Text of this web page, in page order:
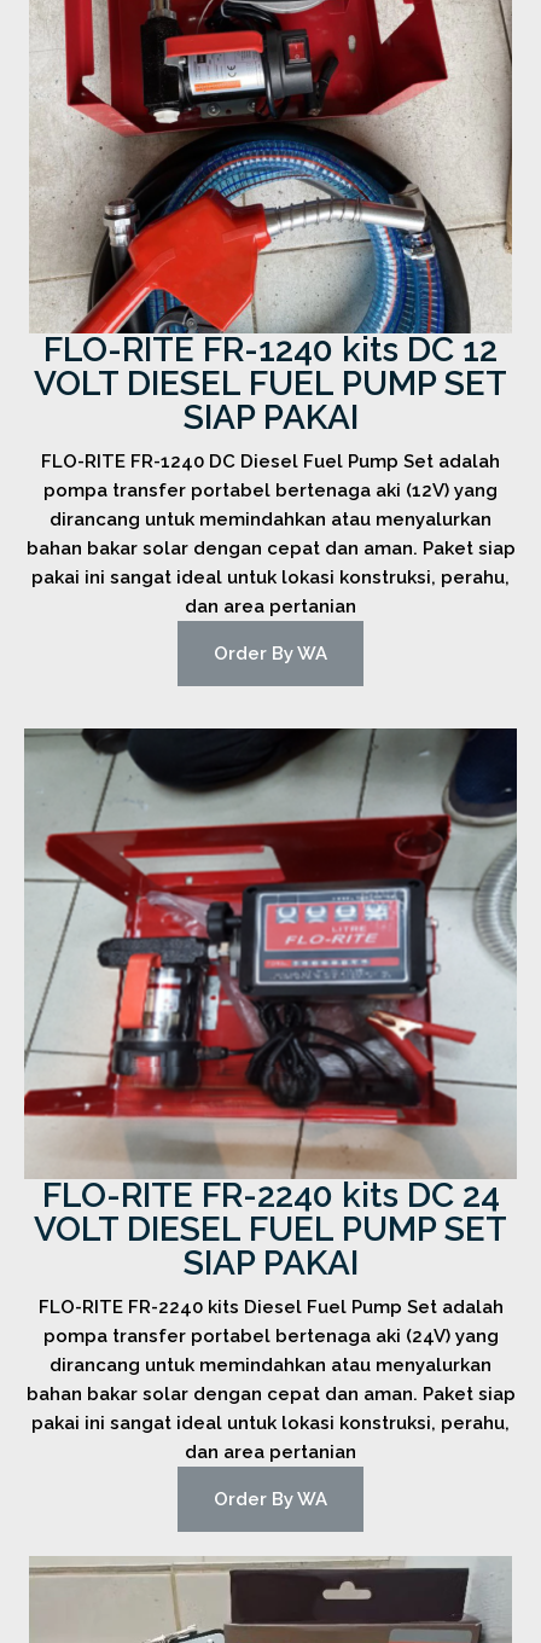
FLO-RITE FR-1240 kits DC 12
VOLT DIESEL FUEL PUMP SET
SIAP PAKAI
FLO-RITE FR-1240 DC Diesel Fuel Pump Set adalah
pompa transfer portabel bertenaga aki (12V) yang
dirancang untuk memindahkan atau menyalurkan
bahan bakar solar dengan cepat dan aman. Paket siap
pakai ini sangat ideal untuk lokasi konstruksi, perahu,
dan area pertanian
Order By WA
FLO-RITE FR-2240 kits DC 24
VOLT DIESEL FUEL PUMP SET
SIAP PAKAI
FLO-RITE FR-2240 kits Diesel Fuel Pump Set adalah
pompa transfer portabel bertenaga aki (24V) yang
dirancang untuk memindahkan atau menyalurkan
bahan bakar solar dengan cepat dan aman. Paket siap
pakai ini sangat ideal untuk lokasi konstruksi, perahu,
dan area pertanian
Order By WA